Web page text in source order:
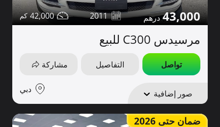
43,000
2011
42,000
مرسيدس C300 للبيع
تواصل التفاصيل مشاركة
صور إضافية دبي
ضمان حتى 2026